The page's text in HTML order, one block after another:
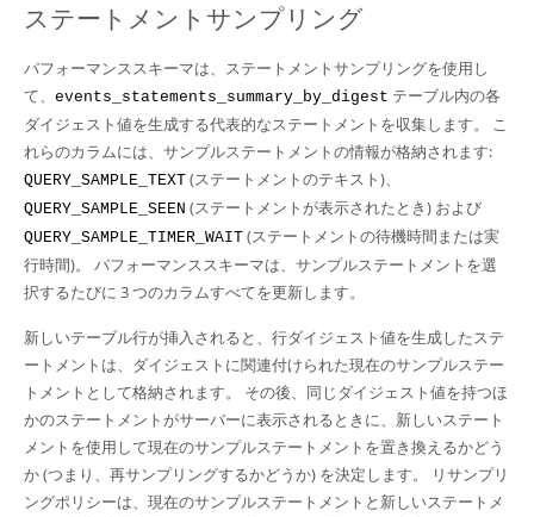
ステートメントサンプリング
パフォーマンススキーマは、ステートメントサンプリングを使用し
て、 events_statements_summary_by_digest テーブル内の各
ダイジェスト値を生成する代表的なステートメントを収集します。 こ
れらのカラムには、サンプルステートメントの情報が格納されます:
QUERY_SAMPLE_TEXT (ステートメントのテキスト)、
QUERY_SAMPLE_SEEN (ステートメントが表示されたとき) および
QUERY_SAMPLE_TIMER_WAIT (ステートメントの待機時間または実
行時間)。 パフォーマンススキーマは、サンプルステートメントを選
択するたびに 3 つのカラムすべてを更新します。
新しいテーブル行が挿入されると、行ダイジェスト値を生成したステ
ートメントは、ダイジェストに関連付けられた現在のサンプルステー
トメントとして格納されます。 その後、同じダイジェスト値を持つほ
かのステートメントがサーバーに表示されるときに、新しいステート
メントを使用して現在のサンプルステートメントを置き換えるかどう
か (つまり、再サンプリングするかどうか) を決定します。 リサンプリ
ングポリシーは、現在のサンプルステートメントと新しいステートメ